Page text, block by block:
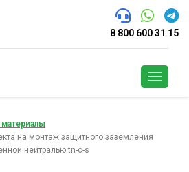
8 800 600 31 15
на монтаж защитного заземления
нейтралью tn-с-s